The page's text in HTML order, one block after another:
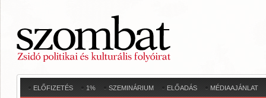
ELŐFIZETÉS 1% SZEMINÁRIUM ELŐADÁS MÉDIAAJÁNLAT